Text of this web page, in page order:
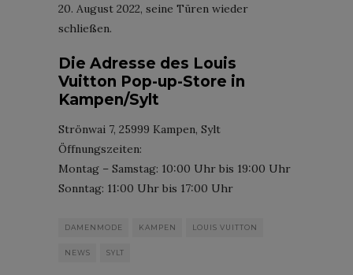
20. August 2022, seine Türen wieder
schließen.
Die Adresse des Louis
Vuitton Pop-up-Store in
Kampen/Sylt
Strönwai 7, 25999 Kampen, Sylt
Öffnungszeiten:
Montag – Samstag: 10:00 Uhr bis 19:00 Uhr
Sonntag: 11:00 Uhr bis 17:00 Uhr
DAMENMODE KAMPEN LOUIS VUITTON
NEWS SYLT